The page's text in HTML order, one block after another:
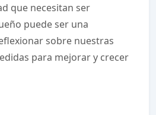
que necesitan ser
puede ser una
sobre nuestras
para mejorar y crecer